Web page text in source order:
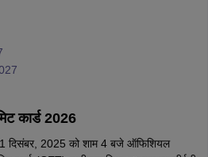
कार्ड 2026
1 दिसंबर, 2025 को शाम 4 बजे ऑफिशियल